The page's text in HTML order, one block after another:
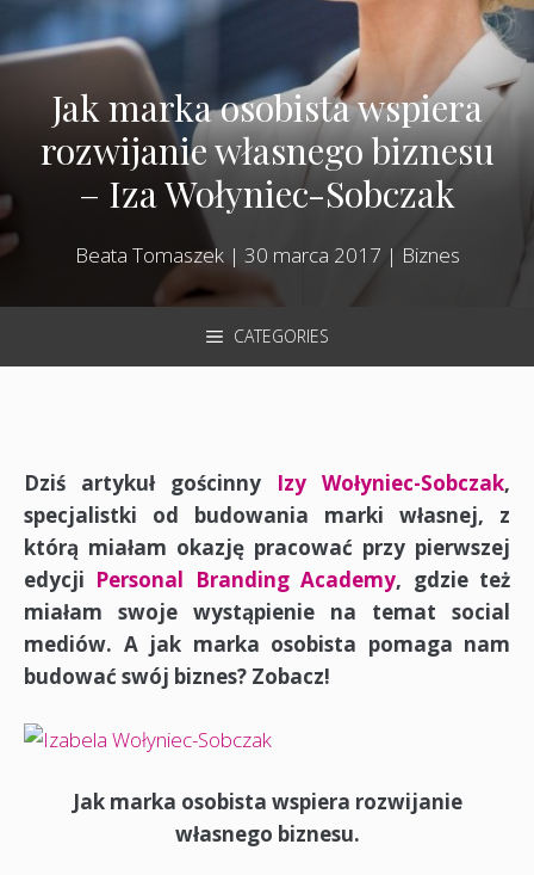
Jak marka osobista wspiera
rozwijanie własnego biznesu
– Iza Wołyniec-Sobczak
Beata Tomaszek| 30 marca 2017 | Biznes
CATEGORIES
Dziś artykuł gościnny Izy Wołyniec-Sobczak,
specjalistki od budowania marki własnej, z
którą miałam okazję pracować przy pierwszej
edycji Personal Branding Academy, gdzie też
miałam swoje wystąpienie na temat social
mediów. A jak marka osobista pomaga nam
budować swój biznes? Zobacz!
Jak marka osobista wspiera rozwijanie
własnego biznesu.